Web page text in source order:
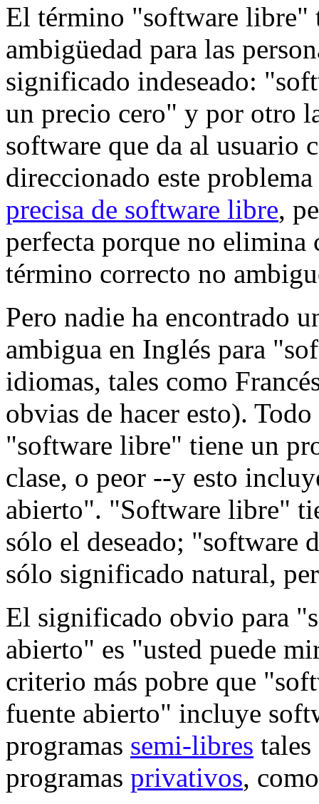
El término "software libre"
ambigüedad para las
significado indeseado:
un precio cero" y por otro
software que da al usuario
direccionado este
precisa de software libre,
perfecta porque no elimina
término correcto no
Pero nadie ha encontrado
ambigua en Inglés para
idiomas, tales como
obvias de hacer esto).
"software libre" tiene un
clase, o peor --y esto
abierto". "Software libre"
sólo el deseado; "software
sólo significado natural,
El significado obvio para
abierto" es "usted puede
criterio más pobre que
fuente abierto" incluye
programas semi-libres
programas privativos,